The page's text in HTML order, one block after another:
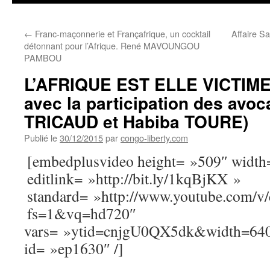
← Franc-maçonnerie et Françafrique, un cocktail
détonnant pour l’Afrique. René MAVOUNGOU
PAMBOU
Affaire
L’AFRIQUE EST ELLE
avec la participation des
TRICAUD et Habiba TOURE)
Publié le30/12/2015parcongo-liberty.com
[embedplusvideo height= »509″
editlink= »http://bit.ly/1kqBjKX »
standard= »http://www.youtube.com/
fs=1&vq=hd720″
vars=
id= »ep1630″ /]